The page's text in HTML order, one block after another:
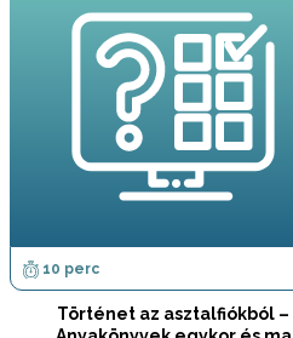
10 perc
Történet az asztalfiókból –